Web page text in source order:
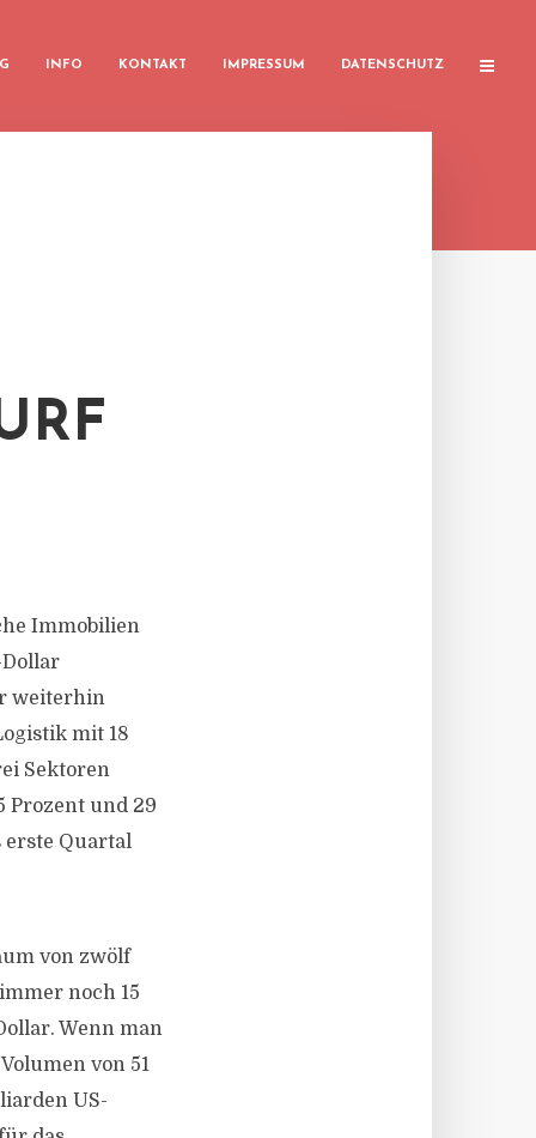
INFO KONTAKT IMPRESSUM DATENSCHUTZ
Immobilien
weiterhin
mit 18
Sektoren
Prozent und 29
erste Quartal
von zwölf
noch 15
Wenn man
von 51
US-